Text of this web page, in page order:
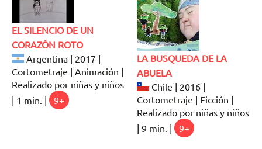
EL SILENCIO DE UN
CORAZÓN ROTO
Argentina | 2017 |
Cortometraje | Animación |
Realizado por niñas y niños
| 1 min. |
9+
LA BUSQUEDA DE LA
ABUELA
Chile | 2016 |
Cortometraje | Ficción |
Realizado por niñas y niños
| 9 min. |
9+